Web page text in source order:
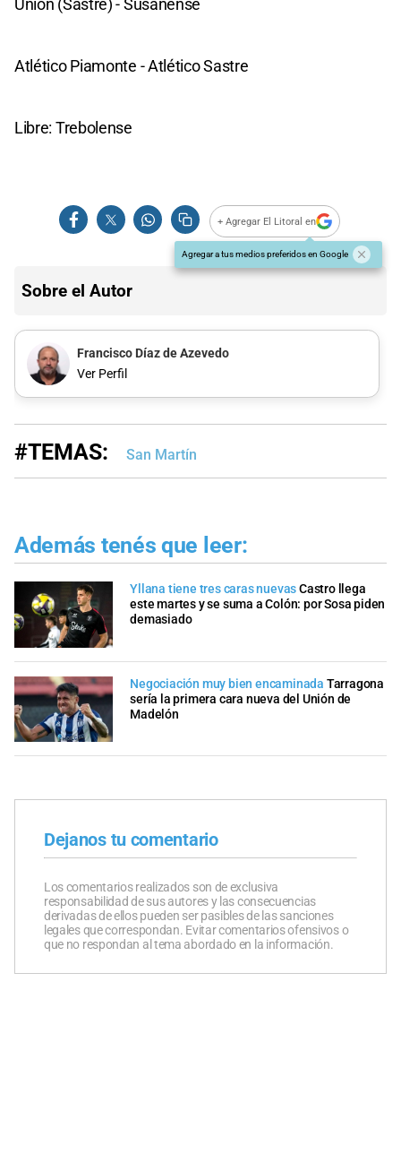
Unión (Sastre) - Susanense
Atlético Piamonte - Atlético Sastre
Libre: Trebolense
+ Agregar El Litoral en
Agregar a tus medios preferidos en Google
Sobre el Autor
Francisco Díaz de Azevedo
Ver Perfil
#TEMAS: San Martín
Además tenés que leer:
Yllana tiene tres caras nuevasCastro llega
este martes y se suma a Colón: por Sosa piden
demasiado
Negociación muy bien encaminada Tarragona
sería la primera cara nueva del Unión de
Madelón
Dejanos tu comentario
Los comentarios realizados son de exclusiva
responsabilidad de sus autores y las consecuencias
derivadas de ellos pueden ser pasibles de las sanciones
legales que correspondan. Evitar comentarios ofensivos o
que no respondan al tema abordado en la información.